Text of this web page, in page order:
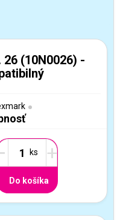
(10N0026) -
+
Do košíka